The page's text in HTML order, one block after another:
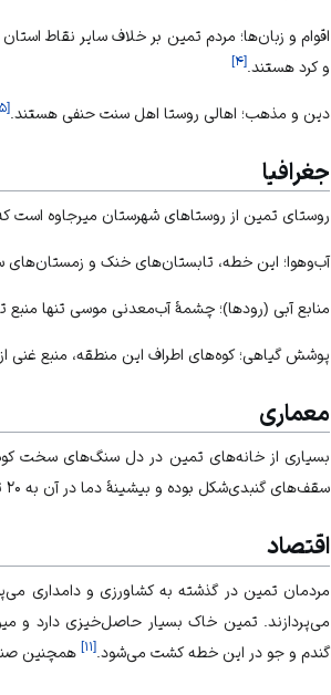
اقوام و زبان‌ها؛ مردم تمین بر خلاف سایر نقاط
و کرد هستند.[۴]
دین و مذهب؛ اهالی روستا اهل سنت حنفی هستند.[۵
جغرافیا
روستای تمین از روستاهای شهرستان میرجاوه
آب‌وهوا؛ این خطه، تابستان‌های خنک و زمستان‌های
منابع آبی (رودها)؛ چشمهٔ آب‌معدنی موسی تنها
پوشش گیاهی؛ کوه‌های اطراف این منطقه، منبع غنی از
معماری
بسیاری از خانه‌های تمین در دل سنگ‌های سخت کوه
سقف‌های گنبدی‌شکل بوده و بیشینهٔ دما در آن به ۲۰ تا ۲۵ درجهٔ سانتی‌گراد می‌رسد.
اقتصاد
مردمان تمین در گذشته بهکشاورزی ودامداری
می‌پردازند. تمین خاک بسیار حاصل‌خیزی دارد و
گندم و جو در این خطه کشت می‌شود. [۱۱] همچنین